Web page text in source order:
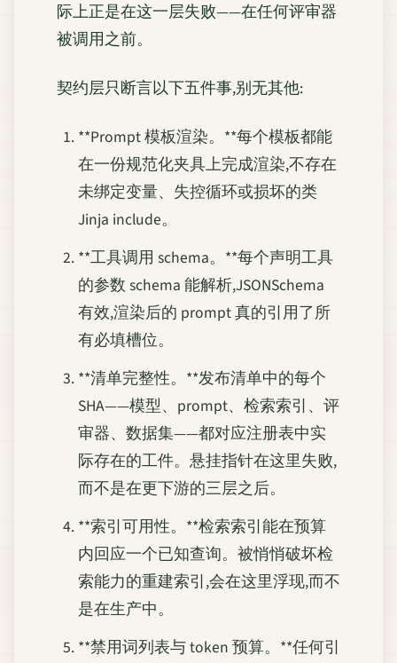
际上正是在这一层失败——在任何评审器
被调用之前。
契约层只断言以下五件事,别无其他:
**Prompt 模板渲染。**每个模板都能
在一份规范化夹具上完成渲染,不存在
未绑定变量、失控循环或损坏的类
Jinja include。
**工具调用 schema。**每个声明工具
的参数 schema 能解析,JSONSchema
有效,渲染后的 prompt 真的引用了所
有必填槽位。
**清单完整性。**发布清单中的每个
SHA——模型、prompt、检索索引、评
审器、数据集——都对应注册表中实
际存在的工件。悬挂指针在这里失败,
而不是在更下游的三层之后。
**索引可用性。**检索索引能在预算
内回应一个已知查询。被悄悄破坏检
索能力的重建索引,会在这里浮现,而不
是在生产中。
**禁用词列表与 token 预算。**任何引